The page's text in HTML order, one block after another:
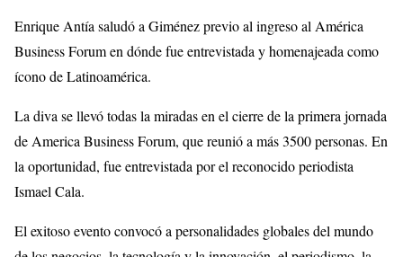
Enrique Antía saludó a Giménez previo al ingreso al América
Business Forum en dónde fue entrevistada y homenajeada como
ícono de Latinoamérica.
La diva se llevó todas la miradas en el cierre de la primera jornada
de America Business Forum, que reunió a más 3500 personas. En
la oportunidad, fue entrevistada por el reconocido periodista
Ismael Cala.
El exitoso evento convocó a personalidades globales del mundo